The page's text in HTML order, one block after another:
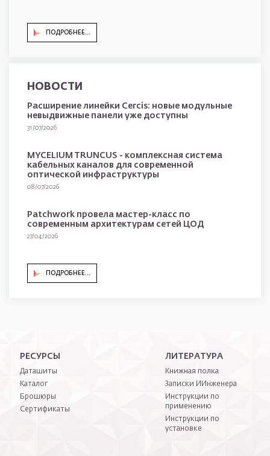
ПОДРОБНЕЕ...
НОВОСТИ
Расширение линейки Cercis: новые модульные
невыдвижные панели уже доступны
31/07/2026
MYCELIUM TRUNCUS - комплексная система
кабельных каналов для современной
оптической инфраструктуры
08/07/2026
Patchwork провела мастер-класс по
современным архитектурам сетей ЦОД
27/04/2026
ПОДРОБНЕЕ...
Нижнее меню
РЕСУРСЫ
Даташиты
Каталог
Брошюры
Сертификаты
ЛИТЕРАТУРА
Книжная полка
Записки ИИнженера
Инструкции по
применению
Инструкции по
установке